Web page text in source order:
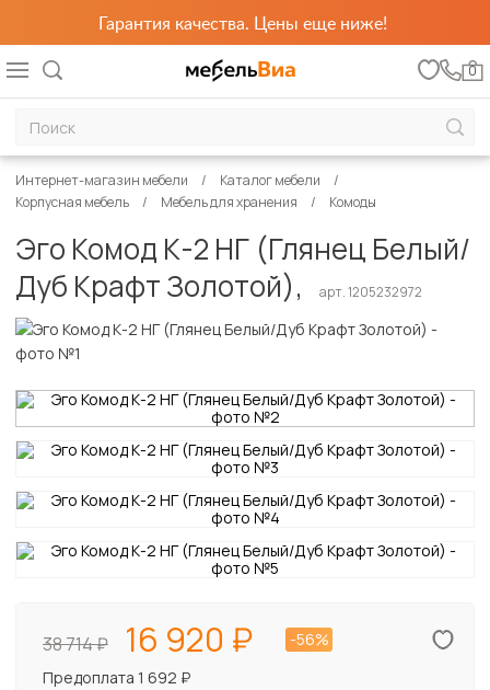
Гарантия качества. Цены еще ниже!
0
Интернет-магазин мебели
Каталог мебели
Корпусная мебель
Мебель для хранения Комоды
Эго Комод К-2 НГ (Глянец Белый/
Дуб Крафт Золотой),
арт. 1205232972
38 714 16 920
-56%
Предоплата 1 692 ₽